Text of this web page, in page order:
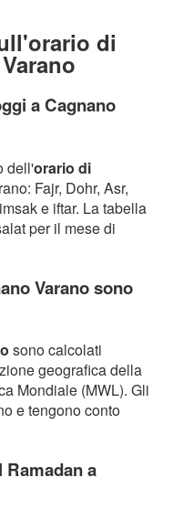
di
a Cagnano
dell'orario di
Fajr, Dohr, Asr,
e iftar. La tabella
per il mese di
Varano sono
sono calcolati
geografica della
Mondiale (MWL). Gli
e tengono conto
a